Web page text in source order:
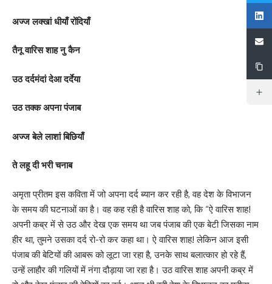
अज्ज लक्खां धीयाँ रोंदियाँ
तैनू वारिस शाह नु कैन
उठ दर्दमंदां देआ दर्देया
उठ तक्क अपना पंजाब
अज्ज बेले लाशां बिछियाँ
ते लहू दी भरी चनाब
अमृता प्रीतम इस कविता में जो अपना दर्द ब्यान कर रही है, वह देश के विभाजन
के समय की घटनाओं का है। वह कह रही है वारिस शाह को, कि “ऐ वारिस शाह!
अपनी कब्र में से उठ और देख एक समय था जब पंजाब की एक बेटी जिसका नाम
हीर था, तुमने उसका दर्द रो-रो कर कहा था। ऐ वारिस शाह! लेकिन आज इसी
पंजाब की बेटियों की आबरू को लूटा जा रहा है, उनके साथ बलात्कार हो रहे हैं,
उन्हें लाहौर की गलियों में नंगा दौड़ाया जा रहा है। उठ वारिस शाह अपनी कब्र में